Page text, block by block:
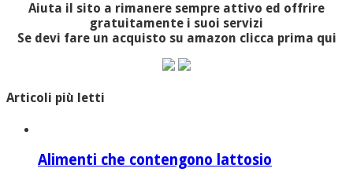
Aiuta il sito a rimanere sempre attivo ed offrire
gratuitamente i suoi servizi
Se devi fare un acquisto su amazon clicca prima qui
Articoli più letti
Alimenti che contengono lattosio